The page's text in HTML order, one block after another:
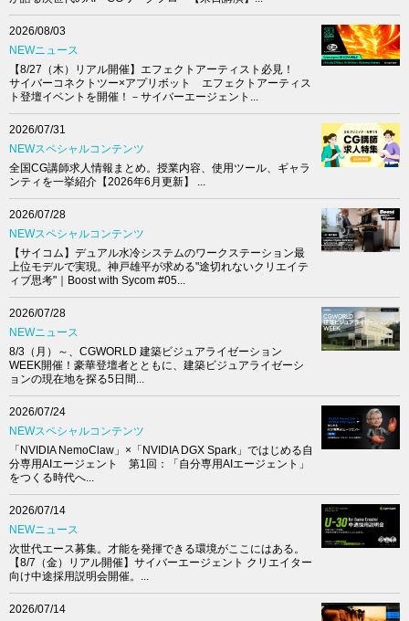
2026/08/03
NEWニュース
【8/27（木）リアル開催】エフェクトアーティスト必見！
サイバーコネクトツー×アプリボット エフェクトアーティス
ト登壇イベントを開催！－サイバーエージェント...
2026/07/31
NEWスペシャルコンテンツ
全国CG講師求人情報まとめ。授業内容、使用ツール、ギャラ
ンティを一挙紹介【2026年6月更新】 ...
2026/07/28
NEWスペシャルコンテンツ
【サイコム】デュアル水冷システムのワークステーション最
上位モデルで実現。神戸雄平が求める"途切れないクリエイテ
ィブ思考"｜Boost with Sycom #05...
2026/07/28
NEWニュース
8/3（月）～、CGWORLD 建築ビジュアライゼーション
WEEK開催！豪華登壇者とともに、建築ビジュアライゼーシ
ョンの現在地を探る5日間...
2026/07/24
NEWスペシャルコンテンツ
「NVIDIA NemoClaw」×「NVIDIA DGX Spark」ではじめる自
分専用AIエージェント 第1回：「自分専用AIエージェント」
をつくる時代へ...
2026/07/14
NEWニュース
次世代エース募集。才能を発揮できる環境がここにはある。
【8/7（金）リアル開催】サイバーエージェント クリエイター
向け中途採用説明会開催。...
2026/07/14